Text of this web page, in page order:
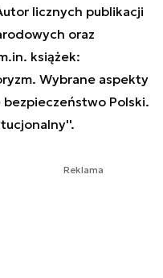
licznych publikacji
oraz
książek:
Wybrane aspekty
bezpieczeństwo Polski.
Reklama